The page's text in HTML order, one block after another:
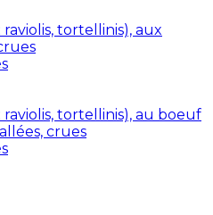
raviolis, tortellinis), aux
raviolis, tortellinis), au boeuf
crues